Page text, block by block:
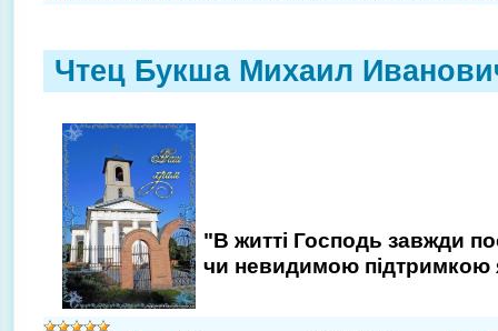
Чтец Букша Михаил
"В житті Господь завжди
чи невидимою підтримкою